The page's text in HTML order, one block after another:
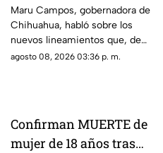
Chihuahua, advierte
riesgo para la libertad
de expresión
Maru Campos, gobernadora de
Chihuahua, habló sobre los
nuevos lineamientos que, de
acuerdo con su postura,
Gobierno Federal.
agosto 08, 2026 03:36 p. m.
Confirman MUERTE de
mujer de 18 años tras